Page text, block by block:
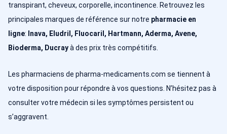
transpirant, cheveux, corporelle, incontinence. Retrouvez les
principales marques de référence sur notre pharmacie en
ligne: Inava, Eludril, Fluocaril, Hartmann, Aderma, Avene,
Bioderma, Ducrayà des prix très compétitifs.
Les pharmaciens de pharma-medicaments.com se tiennent à
votre disposition pour répondre à vos questions. N’hésitez pas à
consulter votre médecin si les symptômes persistent ou
s’aggravent.